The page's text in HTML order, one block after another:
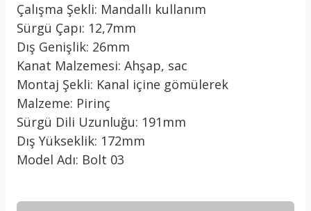
Çalışma Şekli: Mandallı kullanım
Sürgü Çapı: 12,7mm
Dış Genişlik: 26mm
Kanat Malzemesi: Ahşap, sac
Montaj Şekli: Kanal içine gömülerek
Malzeme: Pirinç
Sürgü Dili Uzunluğu: 191mm
Dış Yükseklik: 172mm
Model Adı: Bolt 03